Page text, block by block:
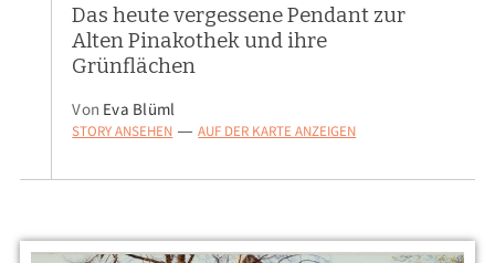
Das heute vergessene Pendant zur
Alten Pinakothek und ihre
Grünflächen
Von Eva Blüml
STORY ANSEHEN — AUF DER KARTE ANZEIGEN